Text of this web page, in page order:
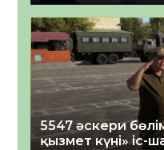
5547 әскери
қызмет күні» іс-